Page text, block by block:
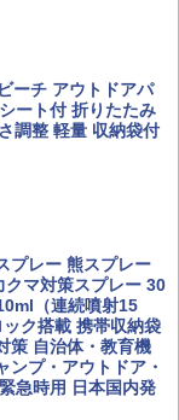
南アルプス大全」
2026年9月号【特
祝して！
ォーズ
歩き方A ヨーロッ
計・移動から読み
ズ 災害用トイレ ビ
幅200 2-3人用 43
ン 山善] 傘みたいに
テント ブラックコ
メッシュ 3-4人用
ント エクルベージ
ーチ アウトドアパ
ート付 折りたたみ
調整 軽量 収納袋付
プレー 熊スプレー
クマ対策スプレー 30
（連続噴射15
ク搭載 携帯収納袋
策 自治体・教育機
ンプ・アウトドア・
急時用 日本国内発